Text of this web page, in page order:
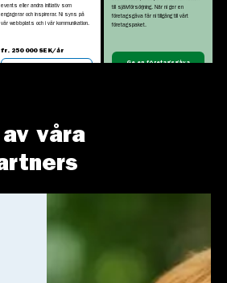
events eller andra initiativ som
engagerar och inspirerar. Ni syns på
vår webbplats och i vår kommunikation.
fr. 250 000 SEK/år
till självförsörjning. När ni ger en
företagsgåva får ni tillgång till vårt
företagspaket.
Ge en företagsgåva
våra